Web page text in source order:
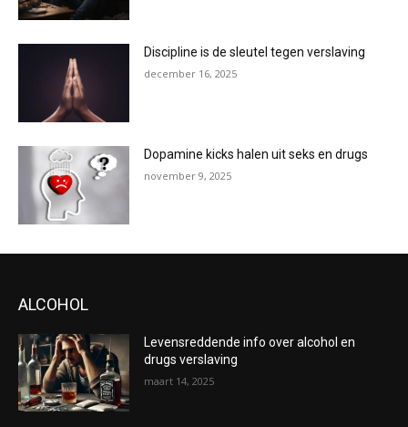
Discipline is de sleutel tegen verslaving
december 16, 2025
Dopamine kicks halen uit seks en drugs
november 9, 2025
ALCOHOL
Levensreddende info over alcohol en
drugs verslaving
maart 14, 2025